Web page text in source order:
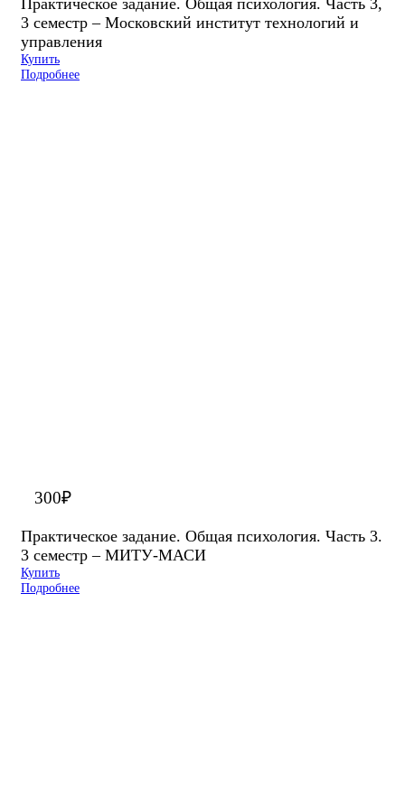
Практическое задание. Общая психология. Часть 3,
3 семестр – Московский институт технологий и
управления
Купить
Подробнее
300₽
Практическое задание. Общая психология. Часть 3.
3 семестр – МИТУ-МАСИ
Купить
Подробнее